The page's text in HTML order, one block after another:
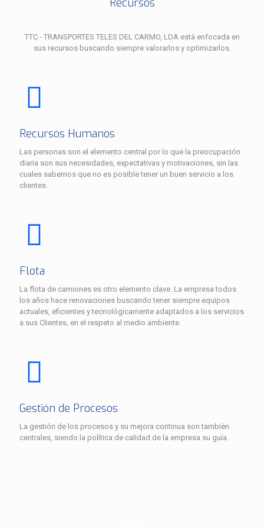
Recursos
TTC - TRANSPORTES TELES DEL CARMO, LDA está enfocada en
sus recursos buscando siempre valorarlos y optimizarlos.
Recursos Humanos
Las personas son el elemento central por lo que la preocupación
diaria son sus necesidades, expectativas y motivaciones, sin las
cuales sabemos que no es posible tener un buen servicio a los
clientes.
Flota
La flota de camiones es otro elemento clave. La empresa todos
los años hace renovaciones buscando tener siempre equipos
actuales, eficientes y tecnológicamente adaptados a los servicios
a sus Clientes, en el respeto al medio ambiente.
Gestión de Procesos
La gestión de los procesos y su mejora continua son también
centrales, siendo la política de calidad de la empresa su guía.